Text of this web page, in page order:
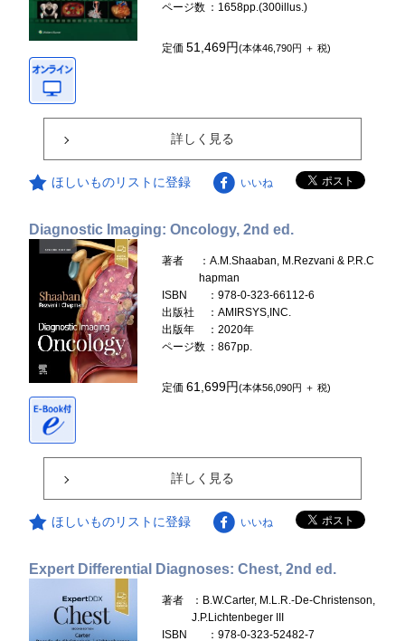
ページ数 ：1658pp.(300illus.)
定価51,469円(本体46,790円 ＋ 税)
詳しく見る
ほしいものリストに登録 いいね
Diagnostic Imaging: Oncology, 2nd ed.
著者
：A.M.Shaaban, M.Rezvani & P.R.C
hapman
ISBN
：978-0-323-66112-6
出版社
：AMIRSYS,INC.
出版年
：2020年
ページ数 ：867pp.
定価61,699円(本体56,090円 ＋ 税)
詳しく見る
ほしいものリストに登録 いいね
Expert Differential Diagnoses: Chest, 2nd ed.
著者
：B.W.Carter, M.L.R.-De-Christenson,
J.P.Lichtenbeger III
ISBN
：978-0-323-52482-7